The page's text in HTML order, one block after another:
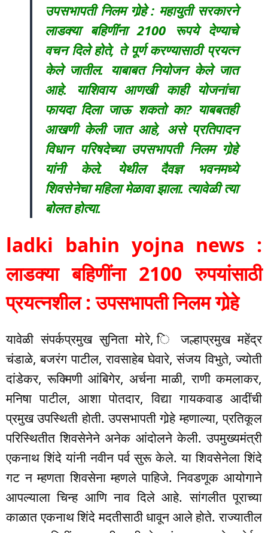
उपसभापती निलम गोर्‍हे : महायुती सरकारने
लाडक्या बहिणींना 2100 रूपये देण्याचे
वचन दिले होते, ते पूर्ण करण्यासाठी प्रयत्न
केले जातील. याबाबत नियोजन केले जात
आहे. याशिवाय आणखी काही योजनांचा
फायदा दिला जाऊ शकतो का? याबबतही
आखणी केली जात आहे, असे प्रतिपादन
विधान परिषदेच्या उपसभापती निलम गोर्‍हे
यांनी केले. येथील दैवज्ञ भवनमध्ये
शिवसेनेचा महिला मेळावा झाला. त्यावेळी त्या
बोलत होत्या.
ladki bahin yojna news :
लाडक्या बहिणींना 2100 रुपयांसाठी
प्रयत्नशील : उपसभापती निलम गोर्‍हे
यावेळी संपर्कप्रमुख सुनिता मोरे, ि जल्हाप्रमुख महेंद्र
चंडाळे, बजरंग पाटील, रावसाहेब घेवारे, संजय विभुते, ज्योती
दांडेकर, रूक्मिणी आंबिगेर, अर्चना माळी, राणी कमलाकर,
मनिषा पाटील, आशा पोतदार, विद्या गायकवाड आदींची
प्रमुख उपस्थिती होती. उपसभापती गोर्‍हे म्हणाल्या, प्रतिकूल
परिस्थितीत शिवसेनेने अनेक आंदोलने केली. उपमुख्यमंत्री
एकनाथ शिंदे यांनी नवीन पर्व सुरू केले. या शिवसेनेला शिंदे
गट न म्हणता शिवसेना म्हणले पाहिजे. निवडणूक आयोगाने
आपल्याला चिन्ह आणि नाव दिले आहे. सांगलीत पूराच्या
काळात एकनाथ शिंदे मदतीसाठी धावून आले होते. राज्यातील